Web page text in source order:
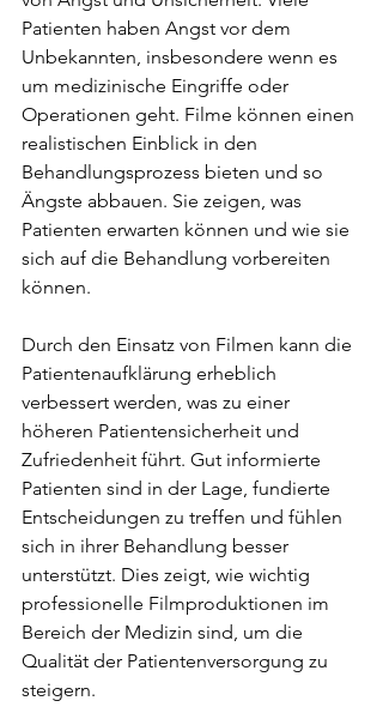
Patienten haben Angst vor dem
Unbekannten, insbesondere wenn es
um medizinische Eingriffe oder
Operationen geht. Filme können einen
realistischen Einblick in den
Behandlungsprozess bieten und so
Ängste abbauen. Sie zeigen, was
Patienten erwarten können und wie sie
sich auf die Behandlung vorbereiten
können.
Durch den Einsatz von Filmen kann die
Patientenaufklärung erheblich
verbessert werden, was zu einer
höheren Patientensicherheit und
Zufriedenheit führt. Gut informierte
Patienten sind in der Lage, fundierte
Entscheidungen zu treffen und fühlen
sich in ihrer Behandlung besser
unterstützt. Dies zeigt, wie wichtig
professionelle Filmproduktionen im
Bereich der Medizin sind, um die
Qualität der Patientenversorgung zu
steigern.